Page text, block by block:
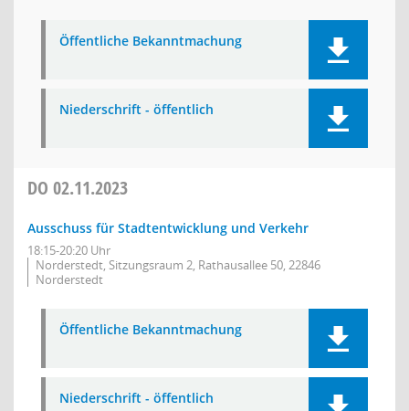
Öffentliche Bekanntmachung
Niederschrift - öffentlich
DO 02.11.2023
Ausschuss für Stadtentwicklung und Verkehr
18:15-20:20 Uhr
Norderstedt, Sitzungsraum 2, Rathausallee 50, 22846
Norderstedt
Öffentliche Bekanntmachung
Niederschrift - öffentlich